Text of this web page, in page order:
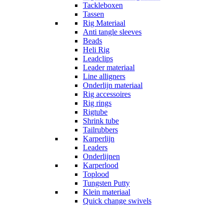
Tackleboxen
Tassen
Rig Materiaal
Anti tangle sleeves
Beads
Heli Rig
Leadclips
Leader materiaal
Line alligners
Onderlijn materiaal
Rig accessoires
Rig rings
Rigtube
Shrink tube
Tailrubbers
Karperlijn
Leaders
Onderlijnen
Karperlood
Toplood
Tungsten Putty
Klein materiaal
Quick change swivels